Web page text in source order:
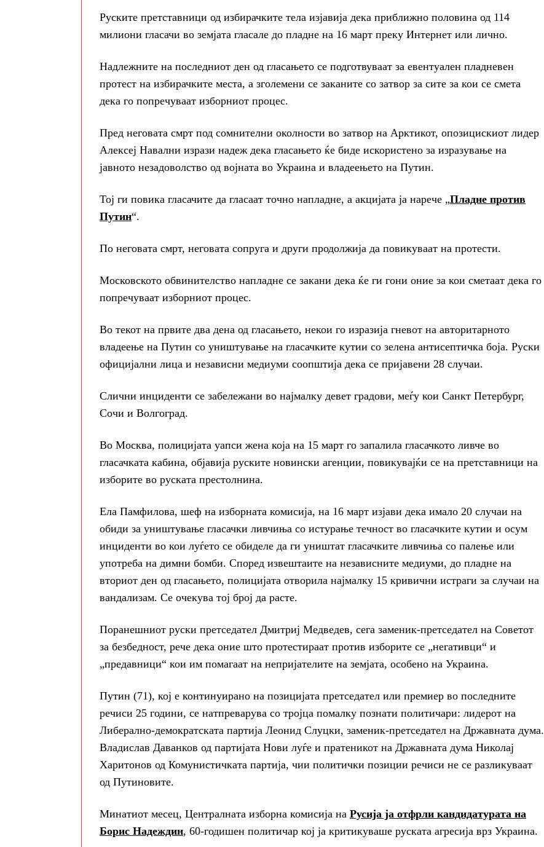
Руските претставници од избирачките тела изјавија дека приближно половина од 114
милиони гласачи во земјата гласале до пладне на 16 март преку Интернет или лично.
Надлежните на последниот ден од гласањето се подготвуваат за евентуален пладневен
протест на избирачките места, а зголемени се заканите со затвор за сите за кои се смета
дека го попречуваат изборниот процес.
Пред неговата смрт под сомнителни околности во затвор на Арктикот, опозицискиот лидер
Алексеј Навални изрази надеж дека гласањето ќе биде искористено за изразување на
јавното незадоволство од војната во Украина и владеењето на Путин.
Тој ги повика гласачите да гласаат точно напладне, а акцијата ја нарече „Пладне против
Путин“.
По неговата смрт, неговата сопруга и други продолжија да повикуваат на протести.
Московското обвинителство напладне се закани дека ќе ги гони оние за кои сметаат дека го
попречуваат изборниот процес.
Во текот на првите два дена од гласањето, некои го изразија гневот на авторитарното
владеење на Путин со уништување на гласачките кутии со зелена антисептичка боја. Руски
официјални лица и независни медиуми соопштија дека се пријавени 28 случаи.
Слични инциденти се забележани во најмалку девет градови, меѓу кои Санкт Петербург,
Сочи и Волгоград.
Во Москва, полицијата уапси жена која на 15 март го запалила гласачкото ливче во
гласачката кабина, објавија руските новински агенции, повикувајќи се на претставници на
изборите во руската престолнина.
Ела Памфилова, шеф на изборната комисија, на 16 март изјави дека имало 20 случаи на
обиди за уништување гласачки ливчиња со истурање течност во гласачките кутии и осум
инциденти во кои луѓето се обиделе да ги уништат гласачките ливчиња со палење или
употреба на димни бомби. Според извештаите на независните медиуми, до пладне на
вториот ден од гласањето, полицијата отворила најмалку 15 кривични истраги за случаи на
вандализам. Се очекува тој број да расте.
Поранешниот руски претседател Дмитриј Медведев, сега заменик-претседател на Советот
за безбедност, рече дека оние што протестираат против изборите се „негативци“ и
„предавници“ кои им помагаат на непријателите на земјата, особено на Украина.
Путин (71), кој е континуирано на позицијата претседател или премиер во последните
речиси 25 години, се натпреварува со тројца помалку познати политичари: лидерот на
Либерално-демократската партија Леонид Слуцки, заменик-претседател на Државната дума.
Владислав Даванков од партијата Нови луѓе и пратеникот на Државната дума Николај
Харитонов од Комунистичката партија, чии политички позиции речиси не се разликуваат
од Путиновите.
Минатиот месец, Централната изборна комисија на Русија ја отфрли кандидатурата на
Борис Надеждин, 60-годишен политичар кој ја критикуваше руската агресија врз Украина.